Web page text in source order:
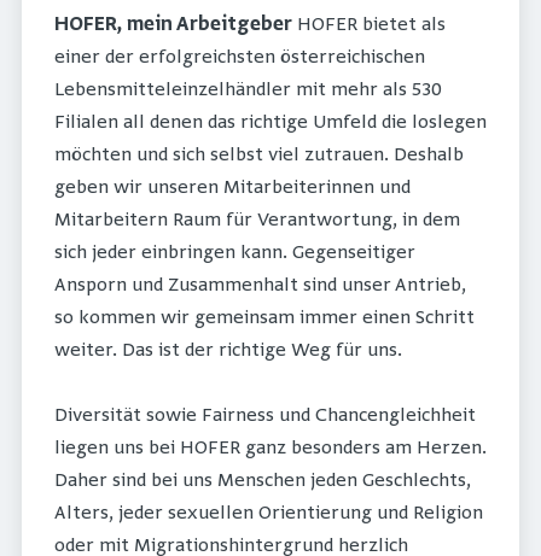
HOFER, mein Arbeitgeber HOFER bietet als
einer der erfolgreichsten österreichischen
Lebensmitteleinzelhändler mit mehr als 530
Filialen all denen das richtige Umfeld die loslegen
möchten und sich selbst viel zutrauen. Deshalb
geben wir unseren Mitarbeiterinnen und
Mitarbeitern Raum für Verantwortung, in dem
sich jeder einbringen kann. Gegenseitiger
Ansporn und Zusammenhalt sind unser Antrieb,
so kommen wir gemeinsam immer einen Schritt
weiter. Das ist der richtige Weg für uns.
Diversität sowie Fairness und Chancengleichheit
liegen uns bei HOFER ganz besonders am Herzen.
Daher sind bei uns Menschen jeden Geschlechts,
Alters, jeder sexuellen Orientierung und Religion
oder mit Migrationshintergrund herzlich